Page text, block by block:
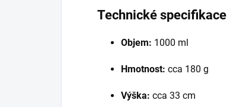
Technické specifikace
Objem: 1000 ml
Hmotnost: cca 180 g
Výška: cca 33 cm